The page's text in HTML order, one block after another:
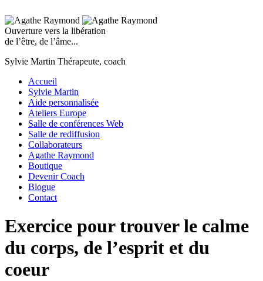
Ouverture vers la libération
de l’être, de l’âme...
Sylvie Martin Thérapeute, coach
Accueil
Sylvie Martin
Aide personnalisée
Ateliers Europe
Salle de conférences Web
Salle de rediffusion
Collaborateurs
Agathe Raymond
Boutique
Devenir Coach
Blogue
Contact
Exercice pour trouver le calme
du corps, de l’esprit et du
coeur